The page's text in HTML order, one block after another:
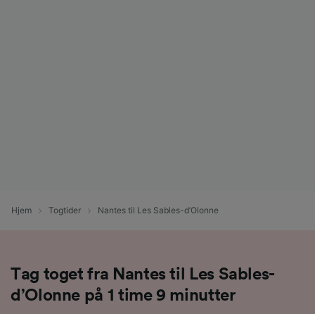
Hjem Togtider Nantes til Les Sables-d’Olonne
Tag toget fra Nantes til Les Sables-
d’Olonne på 1 time 9 minutter